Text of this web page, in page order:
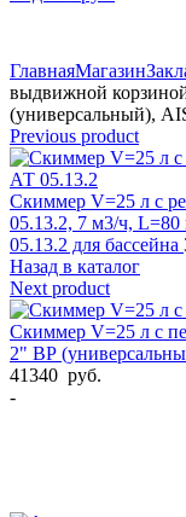
ГлавнаяМагазин
выдвижной
(универсальный),
Previous product
Скиммер V=25 л с
05.13.2, 7 м3/ч,
05.13.2 для бассейна
Назад в каталог
Next product
Скиммер V=25 л с
2" ВР
41340 руб.
-